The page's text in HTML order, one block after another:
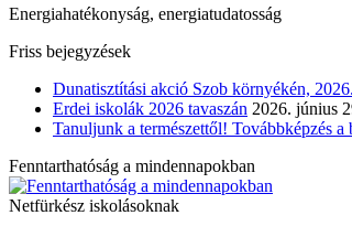
Energiahatékonyság, energiatudatosság
Friss bejegyzések
Dunatisztítási akció Szob környékén,
Erdei iskolák 2026 tavaszán 2026. június
Tanuljunk a természettől! Továbbképzés
Fenntarthatóság a mindennapokban
Netfürkész iskolásoknak